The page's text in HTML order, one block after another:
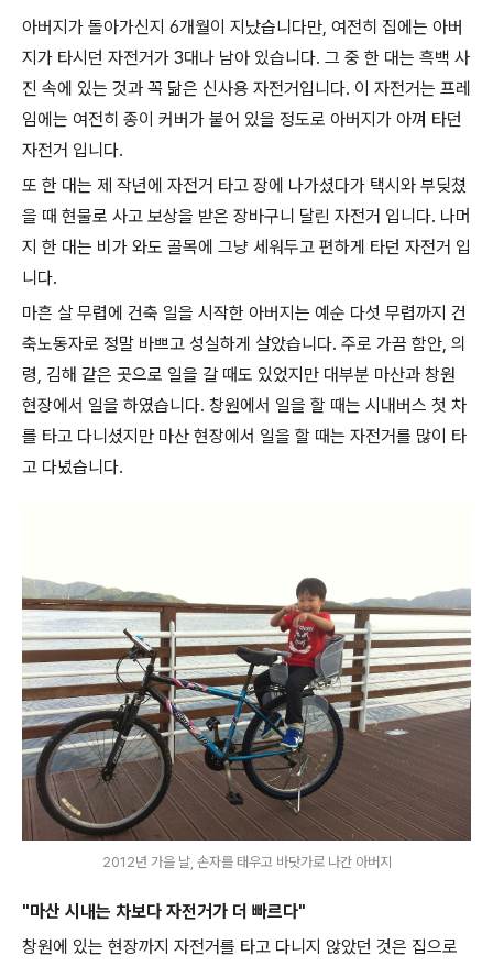
아버지가 돌아가신지 6개월이 지났습니다만, 여전히 집에는 아버
지가 타시던 자전거가 3대나 남아 있습니다. 그 중 한 대는 흑백 사
진 속에 있는 것과 꼭 닮은 신사용 자전거입니다. 이 자전거는 프레
임에는 여전히 종이 커버가 붙어 있을 정도로 아버지가 아껴 타던
자전거 입니다.
또 한 대는 제 작년에 자전거 타고 장에 나가셨다가 택시와 부딪쳤
을 때 현물로 사고 보상을 받은 장바구니 달린 자전거 입니다. 나머
지 한 대는 비가 와도 골목에 그냥 세워두고 편하게 타던 자전거 입
니다.
마흔 살 무렵에 건축 일을 시작한 아버지는 예순 다섯 무렵까지 건
축노동자로 정말 바쁘고 성실하게 살았습니다. 주로 가끔 함안, 의
령, 김해 같은 곳으로 일을 갈 때도 있었지만 대부분 마산과 창원
현장에서 일을 하였습니다. 창원에서 일을 할 때는 시내버스 첫 차
를 타고 다니셨지만 마산 현장에서 일을 할 때는 자전거를 많이 타
고 다녔습니다.
2012년 가을 날, 손자를 태우고 바닷가로 나간 아버지
"마산 시내는 차보다 자전거가 더 빠르다"
창원에 있는 현장까지 자전거를 타고 다니지 않았던 것은 집으로